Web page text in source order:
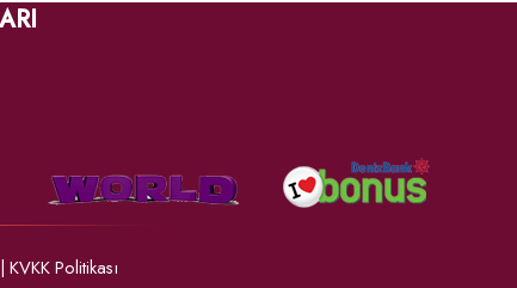
| KVKK Politikası